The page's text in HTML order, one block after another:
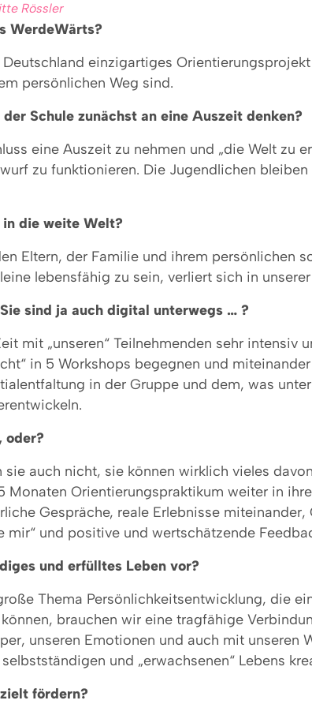
Rössler
WerdeWärts?
einzigartiges
persönlichen Weg sind.
Schule zunächst an eine Auszeit denken?
eine Auszeit zu nehmen und „die Welt zu
zu funktionieren. Die Jugendlichen
die weite Welt?
Eltern, der Familie und ihrem persönlichen
lebensfähig zu sein, verliert sich in
sind ja auch digital unterwegs … ?
mit „unseren“ Teilnehmenden sehr intensiv
in 5 Workshops begegnen und
in der Gruppe und dem, was
oder?
auch nicht, sie können wirklich vieles
Orientierungspraktikum weiter in
Gespräche, reale Erlebnisse
mir“ und positive und wertschätzende
und erfülltes Leben vor?
Thema Persönlichkeitsentwicklung, die
brauchen wir eine tragfähige
unseren Emotionen und auch mit unseren
und „erwachsenen“ Lebens
fördern?